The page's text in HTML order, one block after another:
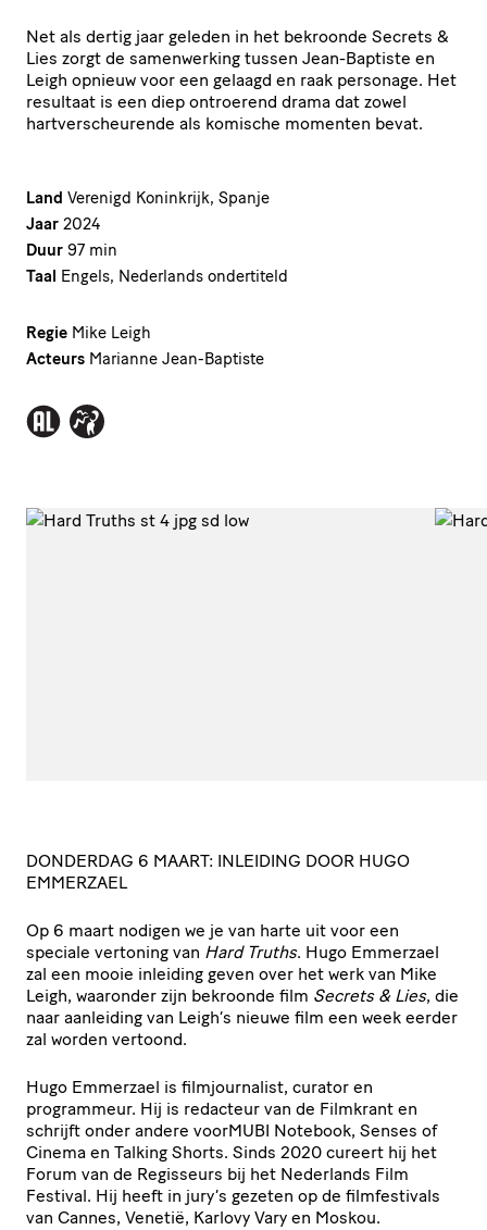
Net als dertig jaar geleden in het bekroonde Secrets &
Lies zorgt de samenwerking tussen Jean-Baptiste en
Leigh opnieuw voor een gelaagd en raak personage. Het
resultaat is een diep ontroerend drama dat zowel
hartverscheurende als komische momenten bevat.
Land Verenigd Koninkrijk, Spanje
Jaar 2024
Duur 97 min
Taal Engels, Nederlands ondertiteld
Regie Mike Leigh
Acteurs Marianne Jean-Baptiste
DONDERDAG 6 MAART: INLEIDING DOOR HUGO
EMMERZAEL
Op 6 maart nodigen we je van harte uit voor een
speciale vertoning van Hard Truths. Hugo Emmerzael
zal een mooie inleiding geven over het werk van Mike
Leigh, waaronder zijn bekroonde film Secrets &Lies, die
naar aanleiding van Leigh’s nieuwe film een week eerder
zal worden vertoond.
Hugo Emmerzael is film­jour­na­list, curator en
programmeur. Hij is redacteur van de Filmkrant en
schrijft onder andere voorMUBI Notebook, Senses of
Cinema en Talking Shorts. Sinds 2020 cureert hij het
Forum van de Regisseurs bij het Nederlands Film
Festival. Hij heeft in jury’s gezeten op de film­fes­ti­vals
van Cannes, Venetië, Karlovy Vary en Moskou.